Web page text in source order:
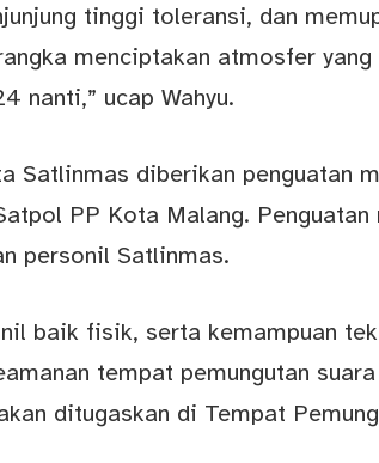
tinggi toleransi, dan
menciptakan atmosfer
nanti,” ucap Wahyu.
Satlinmas diberikan penguatan
PP Kota Malang.
personil Satlinmas.
baik fisik, serta kemampuan
tempat pemungutan
ditugaskan di Tempat